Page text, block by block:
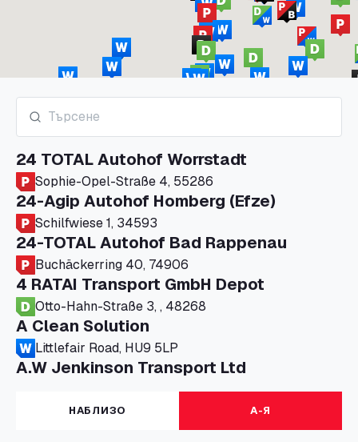
24 TOTAL Autohof Worrstadt
Sophie-Opel-Straße 4, 55286
24-Agip Autohof Homberg (Efze)
Schilfwiese 1, 34593
24-TOTAL Autohof Bad Rappenau
Buchäckerring 40, 74906
4 RATAI Transport GmbH Depot
Otto-Hahn-Straße 3, , 48268
A Clean Solution
Littlefair Road, HU9 5LP
A.W Jenkinson Transport Ltd
Progress House, ME11 5GA
A+G Nettetal - Depot Parking
Am Panneschopp 7, 41334
НАБЛИЗО А-Я